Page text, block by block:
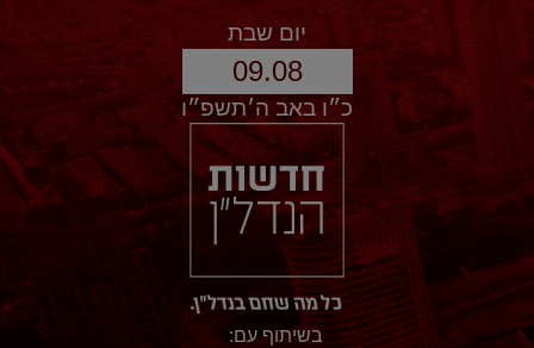
יום שבת
09.08
כ״ו באב ה׳תשפ״ו
בשיתוף עם: